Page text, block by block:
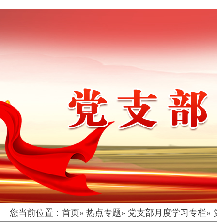
您当前位置： 首页» 热点专题» 党支部月度学习专栏»